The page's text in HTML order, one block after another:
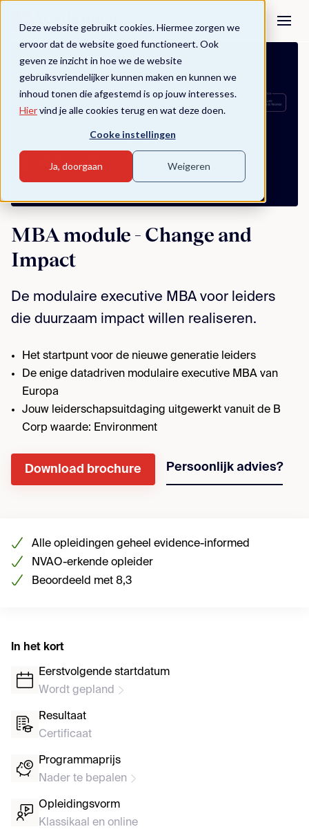
Deze website gebruikt cookies. Hiermee zorgen we
ervoor dat de website goed functioneert. Ook
geven ze inzicht in hoe we de website
gebruiksvriendelijker kunnen maken en kunnen we
inhoud tonen die afgestemd is op jouw interesses.
Hiervind je alle cookies terug en wat deze doen.
Cooke instellingen
Ja, doorgaan Weigeren
MBA module - Change and
Impact
De modulaire executive MBA voor leiders
die duurzaam impact willen realiseren.
Het startpunt voor de nieuwe generatie leiders
De enige datadriven modulaire executive MBA van
Europa
Jouw leiderschapsuitdaging uitgewerkt vanuit de B
Corp waarde: Environment
Download brochure Persoonlijk advies?
Alle opleidingen geheel evidence-informed
NVAO-erkende opleider
Beoordeeld met 8,3
In het kort
Eerstvolgende startdatum
Wordt gepland
Resultaat
Certificaat
Programmaprijs
Nader te bepalen
Opleidingsvorm
Klassikaal en online